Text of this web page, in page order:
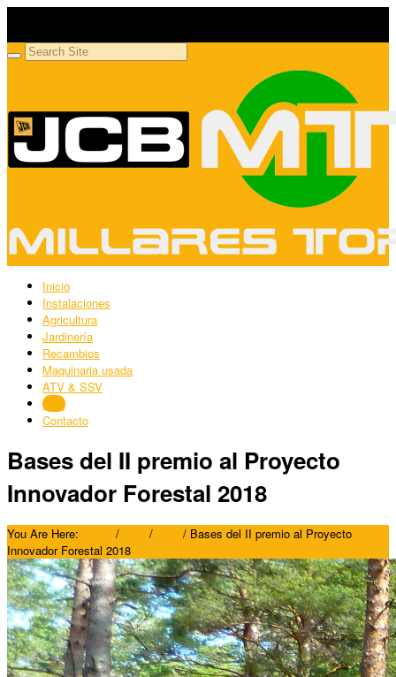
Inicio
Instalaciones
Agricultura
Jardinería
Recambios
Maquinaria usada
ATV & SSV
Blog
Contacto
Bases del II premio al Proyecto
Innovador Forestal 2018
You Are Here: / / / Bases del II premio al Proyecto
Innovador Forestal 2018